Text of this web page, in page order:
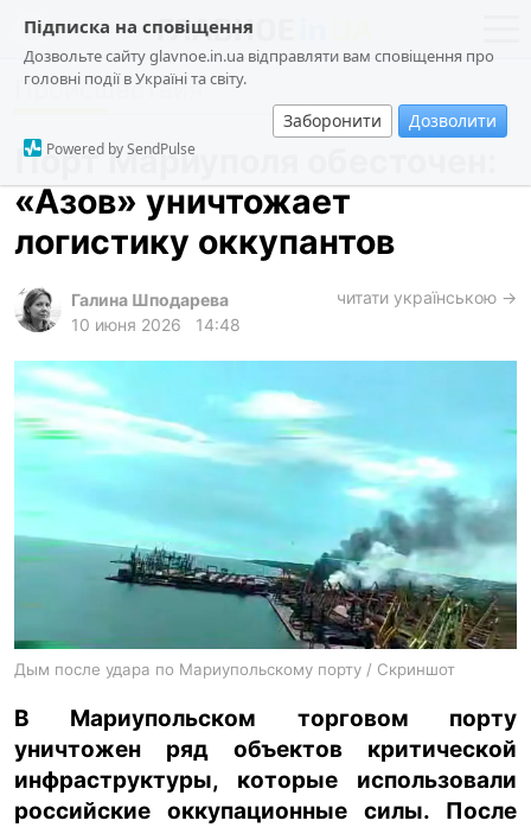
Підписка на сповіщення
Дозвольте сайту glavnoe.in.ua відправляти вам сповіщення про
головні події в Україні та світу.
Заборонити Дозволити
Powered by SendPulse
новости
о проекте
общество
происшествия
криминал
харьков
архив
gambling
en
Происшествия
Порт Мариуполя обесточен:
«Азов» уничтожает
логистику оккупантов
Галина Шподарева
10 июня 2026
14:48
читати українською →
Дым после удара по Мариупольскому порту / Скриншот
В Мариупольском торговом порту
уничтожен ряд объектов критической
инфраструктуры, которые использовали
российские оккупационные силы. После